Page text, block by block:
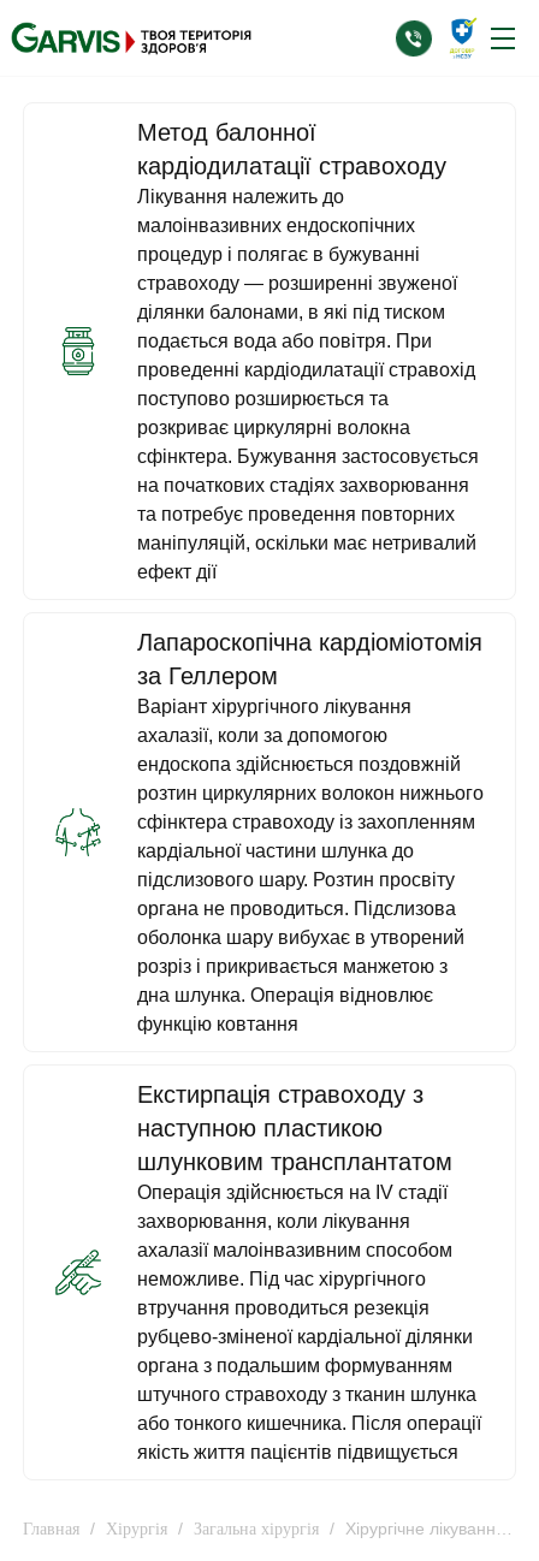
Главная / Хірургія / Загальна хірургія /
Хірургічне лікування
Метод балонної
кардіодилатації стравоходу
Лікування належить до
малоінвазивних ендоскопічних
процедур і полягає в бужуванні
стравоходу — розширенні звуженої
ділянки балонами, в які під тиском
подається вода або повітря. При
проведенні кардіодилатації стравохід
поступово розширюється та
розкриває циркулярні волокна
сфінктера. Бужування застосовується
на початкових стадіях захворювання
та потребує проведення повторних
маніпуляцій, оскільки має нетривалий
ефект дії
Лапароскопічна кардіоміотомія
за Геллером
Варіант хірургічного лікування
ахалазії, коли за допомогою
ендоскопа здійснюється поздовжній
розтин циркулярних волокон нижнього
сфінктера стравоходу із захопленням
кардіальної частини шлунка до
підслизового шару. Розтин просвіту
органа не проводиться. Підслизова
оболонка шару вибухає в утворений
розріз і прикривається манжетою з
дна шлунка. Операція відновлює
функцію ковтання
Екстирпація стравоходу з
наступною пластикою
шлунковим трансплантатом
Операція здійснюється на IV стадії
захворювання, коли лікування
ахалазії малоінвазивним способом
неможливе. Під час хірургічного
втручання проводиться резекція
рубцево-зміненої кардіальної ділянки
органа з подальшим формуванням
штучного стравоходу з тканин шлунка
або тонкого кишечника. Після операції
якість життя пацієнтів підвищується